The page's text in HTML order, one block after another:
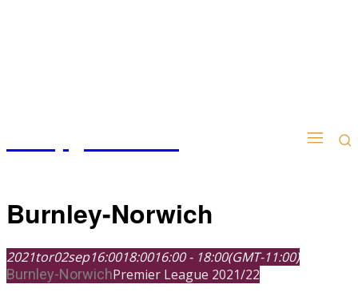
Burnley-Norwich
2021tor02sep16:0018:0016:00 - 18:00(GMT-11:00)
Burnley-NorwichPremier League 2021/22